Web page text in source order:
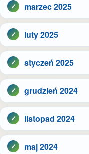
marzec 2025
luty 2025
styczeń 2025
grudzień 2024
listopad 2024
maj 2024